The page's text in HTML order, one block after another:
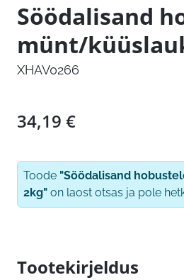
Söödalisand
münt/
XHAV0266
34,19 €
Toode "Söödalisand
2kg" on laost otsas ja pole
Tootekirjeldus